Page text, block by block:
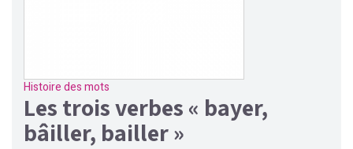
Histoire des mots
Les trois verbes « bayer,
bâiller, bailler »